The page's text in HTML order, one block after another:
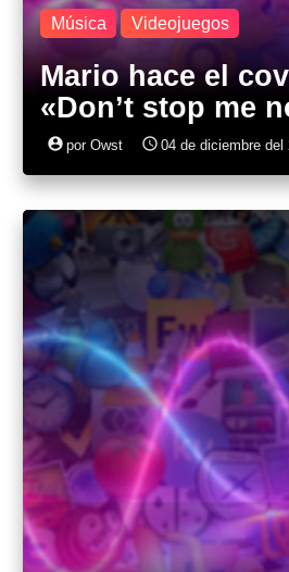
Música Videojuegos
Mario hace el
«Don’t stop me
account_circle por Owst access_time 04 de diciembre del